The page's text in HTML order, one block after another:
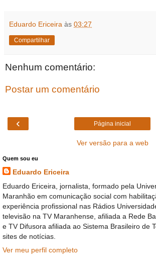
Eduardo Ericeira às 03:27
Compartilhar
Nenhum comentário:
Postar um comentário
‹ Página inicial
Ver versão para a web
Quem sou eu
Eduardo Ericeira
Eduardo Ericeira, jornalista, formado pela
Maranhão em comunicação social com
experiência profissional nas Rádios
televisão na TV Maranhense, afiliada a Rede
e TV Difusora afiliada ao Sistema Brasileiro de
sites de notícias.
Ver meu perfil completo